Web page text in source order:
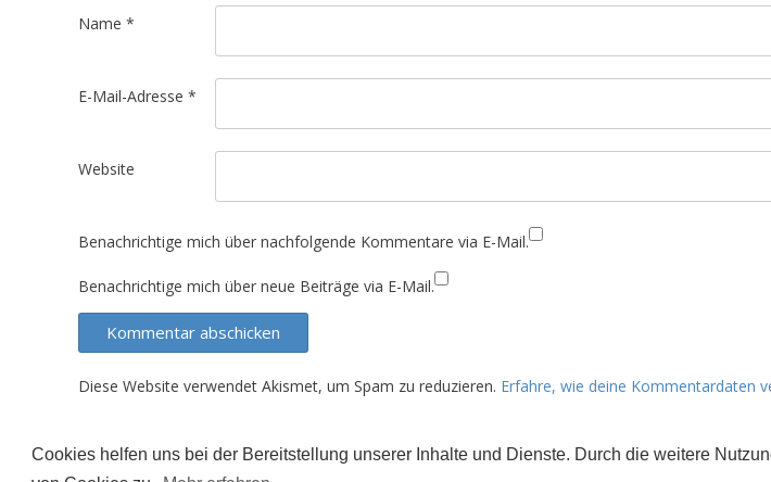
Cookies helfen uns bei der Bereitstellung unserer Inhalte und Dienste. Durch die weitere
t
o
Name *
E-Mail-Adresse *
Website
Benachrichtige mich über nachfolgende Kommentare via E-Mail.
Benachrichtige mich über neue Beiträge via E-Mail.
Diese Website verwendet Akismet, um Spam zu reduzieren. Erfahre, wie deine Kommentardaten